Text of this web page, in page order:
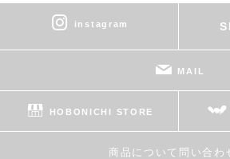
instagram
MAIL
HOBONICHI STORE
商品について問い合わ